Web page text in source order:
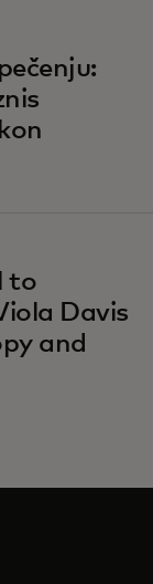
to
Davis
and